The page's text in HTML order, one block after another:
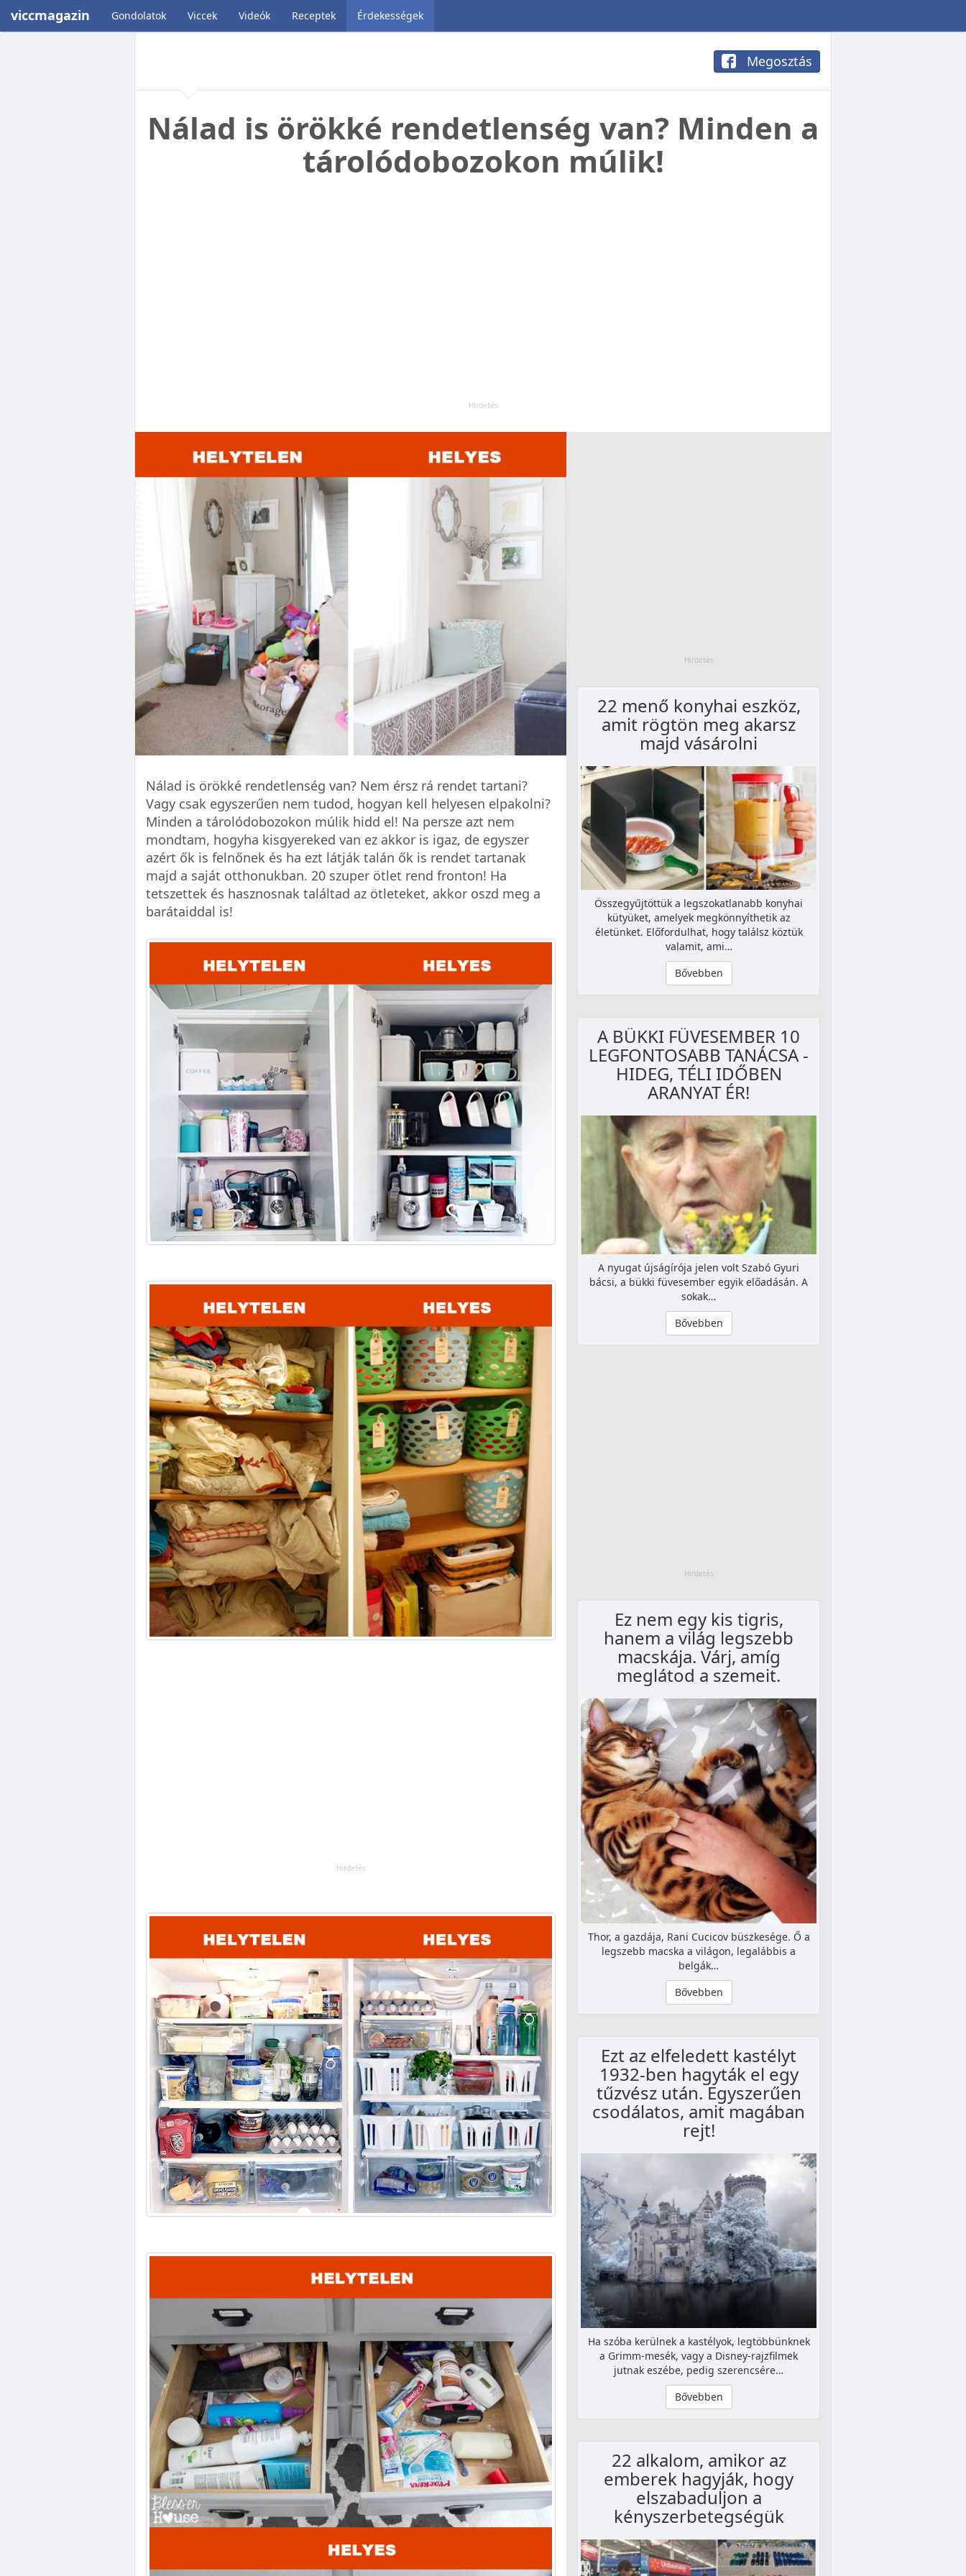
viccmagazin Gondolatok Viccek Videók Receptek Érdekességek
Megosztás
Nálad is örökké rendetlenség van? Minden a
tárolódobozokon múlik!
Nálad is örökké rendetlenség van? Nem érsz rá rendet tartani?
Vagy csak egyszerűen nem tudod, hogyan kell helyesen elpakolni?
Minden a tárolódobozokon múlik hidd el! Na persze azt nem
mondtam, hogyha kisgyereked van ez akkor is igaz, de egyszer
azért ők is felnőnek és ha ezt látják talán ők is rendet tartanak
majd a saját otthonukban. 20 szuper ötlet rend fronton! Ha
tetszettek és hasznosnak találtad az ötleteket, akkor oszd meg a
barátaiddal is!
22 menő konyhai eszköz,
amit rögtön meg akarsz
majd vásárolni
Összegyűjtöttük a legszokatlanabb konyhai
kütyüket, amelyek megkönnyíthetik az
életünket. Előfordulhat, hogy találsz köztük
valamit, ami…
Bővebben
A BÜKKI FÜVESEMBER 10
LEGFONTOSABB TANÁCSA -
HIDEG, TÉLI IDŐBEN
ARANYAT ÉR!
A nyugat újságírója jelen volt Szabó Gyuri
bácsi, a bükki füvesember egyik előadásán. A
sokak…
Bővebben
Ez nem egy kis tigris,
hanem a világ legszebb
macskája. Várj, amíg
meglátod a szemeit.
Thor, a gazdája, Rani Cucicov büszkesége. Ő a
legszebb macska a világon, legalábbis a
belgák…
Bővebben
Ezt az elfeledett kastélyt
1932-ben hagyták el egy
tűzvész után. Egyszerűen
csodálatos, amit magában
rejt!
Ha szóba kerülnek a kastélyok, legtöbbünknek
a Grimm-mesék, vagy a Disney-rajzfilmek
jutnak eszébe, pedig szerencsére…
Bővebben
22 alkalom, amikor az
emberek hagyják, hogy
elszabaduljon a
kényszerbetegségük